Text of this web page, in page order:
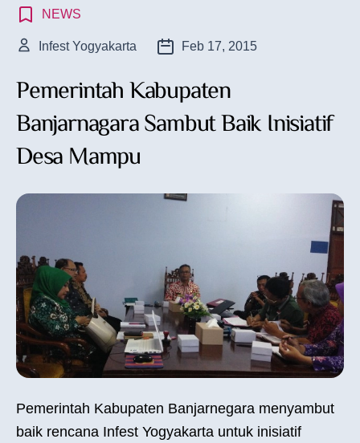
NEWS
Infest Yogyakarta Feb 17, 2015
Pemerintah Kabupaten
Banjarnagara Sambut Baik Inisiatif
Desa Mampu
Pemerintah Kabupaten Banjarnegara menyambut
baik rencana Infest Yogyakarta untuk inisiatif